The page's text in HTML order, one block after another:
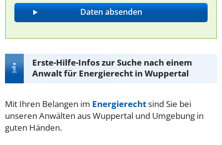
Erste-Hilfe-Infos zur Suche nach einem
Anwalt für Energierecht in Wuppertal
Mit Ihren Belangen im Energierechtsind Sie bei
unseren Anwälten aus Wuppertal und Umgebung in
guten Händen.